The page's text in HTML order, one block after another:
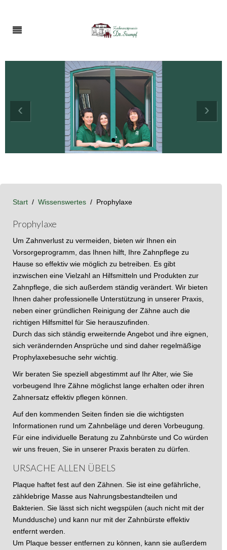
›
‹
Start Wissenswertes Prophylaxe
Prophylaxe
Um Zahnverlust zu vermeiden, bieten wir Ihnen ein
Vorsorgeprogramm, das Ihnen hilft, Ihre Zahnpflege zu
Hause so effektiv wie möglich zu betreiben. Es gibt
inzwischen eine Vielzahl an Hilfsmitteln und Produkten zur
Zahnpflege, die sich außerdem ständig verändert. Wir bieten
Ihnen daher professionelle Unterstützung in unserer Praxis,
neben einer gründlichen Reinigung der Zähne auch die
richtigen Hilfsmittel für Sie herauszufinden.
Durch das sich ständig erweiternde Angebot und ihre eignen,
sich verändernden Ansprüche und sind daher regelmäßige
Prophylaxebesuche sehr wichtig.
Wir beraten Sie speziell abgestimmt auf Ihr Alter, wie Sie
vorbeugend Ihre Zähne möglichst lange erhalten oder ihren
Zahnersatz effektiv pflegen können.
Auf den kommenden Seiten finden sie die wichtigsten
Informationen rund um Zahnbeläge und deren Vorbeugung.
Für eine individuelle Beratung zu Zahnbürste und Co würden
wir uns freuen, Sie in unserer Praxis beraten zu dürfen.
URSACHE ALLEN ÜBELS
Plaque haftet fest auf den Zähnen. Sie ist eine gefährliche,
zähklebrige Masse aus Nahrungsbestandteilen und
Bakterien. Sie lässt sich nicht wegspülen (auch nicht mit der
Munddusche) und kann nur mit der Zahnbürste effektiv
entfernt werden.
Um Plaque besser entfernen zu können, kann sie außerdem